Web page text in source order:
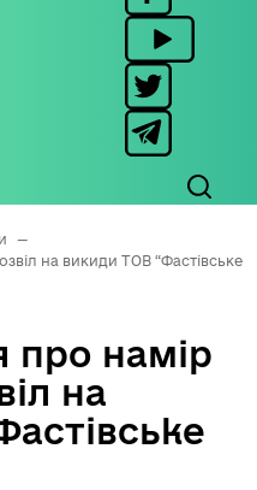
—
на викиди ТОВ “Фастівське
про намір
на